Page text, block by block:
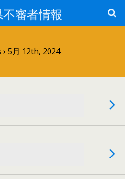
審者情報
› 5月 12th, 2024